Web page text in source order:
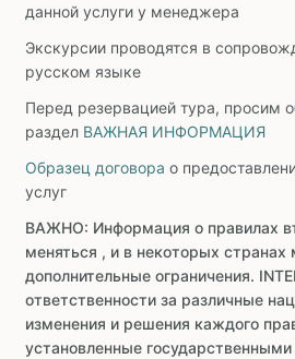
данной услуги у менеджера
Экскурсии проводятся в
русском языке
Перед резервацией тура, просим
раздел ВАЖНАЯ ИНФОРМАЦИЯ
Образец договора о
услуг
ВАЖНО: Информация о правилах
меняться , и в некоторых странах
дополнительные ограничения.
ответственности за различные
изменения и решения каждого
установленные